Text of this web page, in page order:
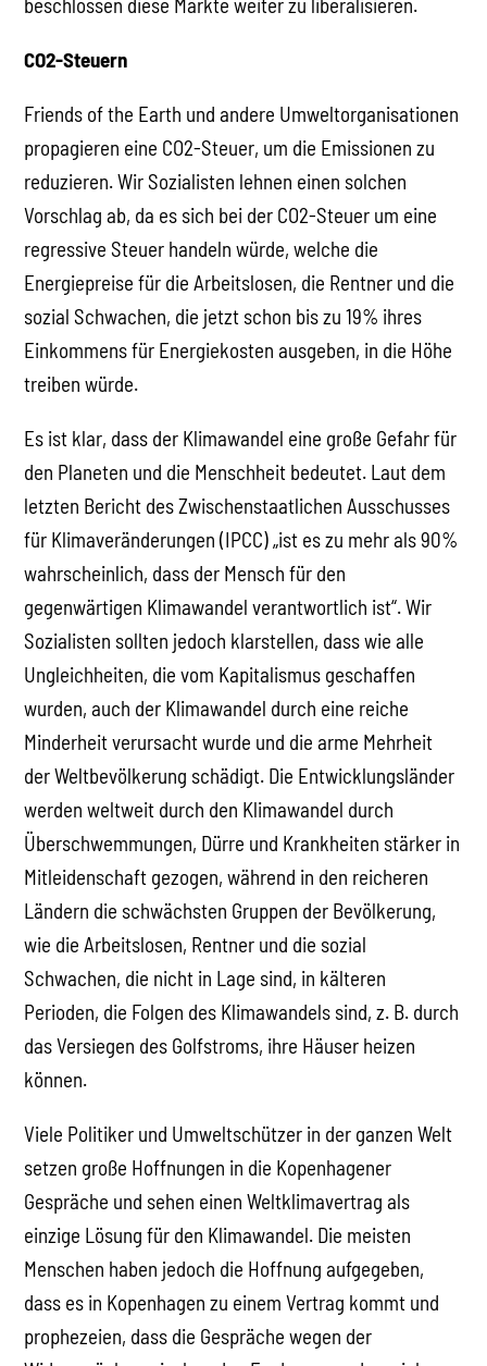
CO2-Steuern
Friends of the Earth und andere Umweltorganisationen
propagieren eine CO2-Steuer, um die Emissionen zu
reduzieren. Wir Sozialisten lehnen einen solchen
Vorschlag ab, da es sich bei der CO2-Steuer um eine
regressive Steuer handeln würde, welche die
Energiepreise für die Arbeitslosen, die Rentner und die
sozial Schwachen, die jetzt schon bis zu 19% ihres
Einkommens für Energiekosten ausgeben, in die Höhe
treiben würde.
Es ist klar, dass der Klimawandel eine große Gefahr für
den Planeten und die Menschheit bedeutet. Laut dem
letzten Bericht des Zwischenstaatlichen Ausschusses
für Klimaveränderungen (IPCC) „ist es zu mehr als 90%
wahrscheinlich, dass der Mensch für den
gegenwärtigen Klimawandel verantwortlich ist“. Wir
Sozialisten sollten jedoch klarstellen, dass wie alle
Ungleichheiten, die vom Kapitalismus geschaffen
wurden, auch der Klimawandel durch eine reiche
Minderheit verursacht wurde und die arme Mehrheit
der Weltbevölkerung schädigt. Die Entwicklungsländer
werden weltweit durch den Klimawandel durch
Überschwemmungen, Dürre und Krankheiten stärker in
Mitleidenschaft gezogen, während in den reicheren
Ländern die schwächsten Gruppen der Bevölkerung,
wie die Arbeitslosen, Rentner und die sozial
Schwachen, die nicht in Lage sind, in kälteren
Perioden, die Folgen des Klimawandels sind, z. B. durch
das Versiegen des Golfstroms, ihre Häuser heizen
können.
Viele Politiker und Umweltschützer in der ganzen Welt
setzen große Hoffnungen in die Kopenhagener
Gespräche und sehen einen Weltklimavertrag als
einzige Lösung für den Klimawandel. Die meisten
Menschen haben jedoch die Hoffnung aufgegeben,
dass es in Kopenhagen zu einem Vertrag kommt und
prophezeien, dass die Gespräche wegen der